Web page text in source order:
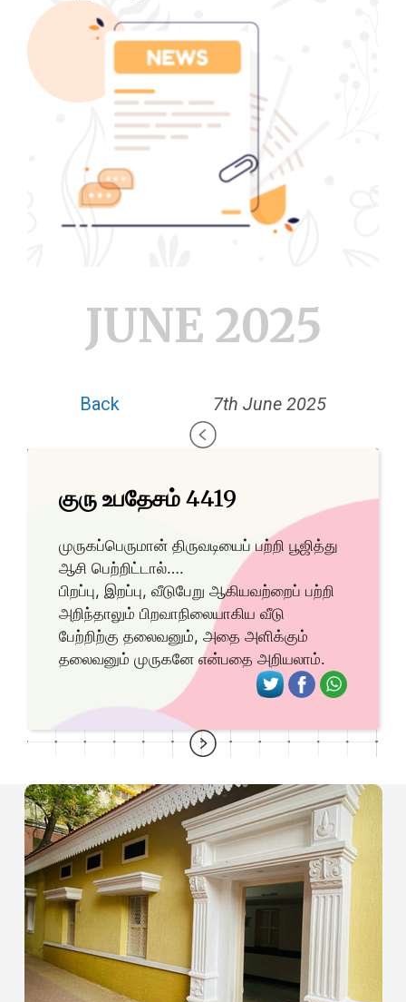
JUNE 2025
Back 7th June 2025
குரு உபதேசம் 4419
முருகப்பெருமான் திருவடியைப் பற்றி பூஜித்து
ஆசி பெற்றிட்டால்….
பிறப்பு, இறப்பு, வீடுபேறு ஆகியவற்றைப் பற்றி
அறிந்தாலும் பிறவாநிலையாகிய வீடு
பேற்றிற்கு தலைவனும், அதை அளிக்கும்
தலைவனும் முருகனே என்பதை அறியலாம்.